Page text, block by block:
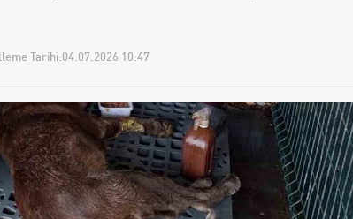
Tarihi:04.07.2026 10:47